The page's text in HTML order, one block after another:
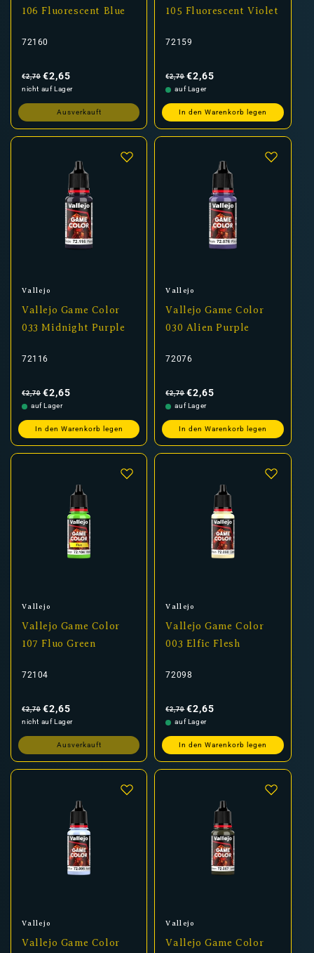
106 Fluorescent Blue
72160
Preis
€2,70 €2,65
nicht auf Lager
Ausverkauft
105 Fluorescent Violet
72159
Preis
€2,70 €2,65
auf Lager
In den Warenkorb legen
Anbieter:
Vallejo
Vallejo Game Color
033 Midnight Purple
72116
Preis
€2,70 €2,65
auf Lager
In den Warenkorb legen
Anbieter:
Vallejo
Vallejo Game Color
030 Alien Purple
72076
Preis
€2,70 €2,65
auf Lager
In den Warenkorb legen
Anbieter:
Vallejo
Vallejo Game Color
107 Fluo Green
72104
Preis
€2,70 €2,65
nicht auf Lager
Ausverkauft
Anbieter:
Vallejo
Vallejo Game Color
003 Elfic Flesh
72098
Preis
€2,70 €2,65
auf Lager
In den Warenkorb legen
Anbieter:
Vallejo
Vallejo Game Color
Anbieter:
Vallejo
Vallejo Game Color